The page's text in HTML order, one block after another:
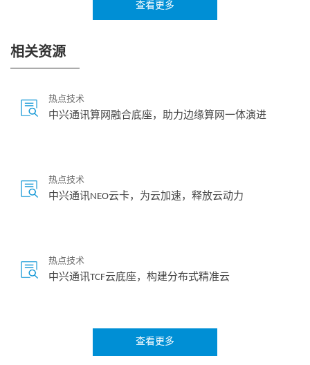
提供基于API生命周期的能力开放服务框架，为客户实现更
高层级的能力开放提供平台支撑。
OPS+
高效运维辅助，大数据分析服务提供策略支持。
查看更多
相关资源
热点技术
中兴通讯算网融合底座，助力边缘算网一体演进
热点技术
中兴通讯NEO云卡，为云加速，释放云动力
热点技术
中兴通讯TCF云底座，构建分布式精准云
5G云基础设施，赋能电视新媒体
查看更多